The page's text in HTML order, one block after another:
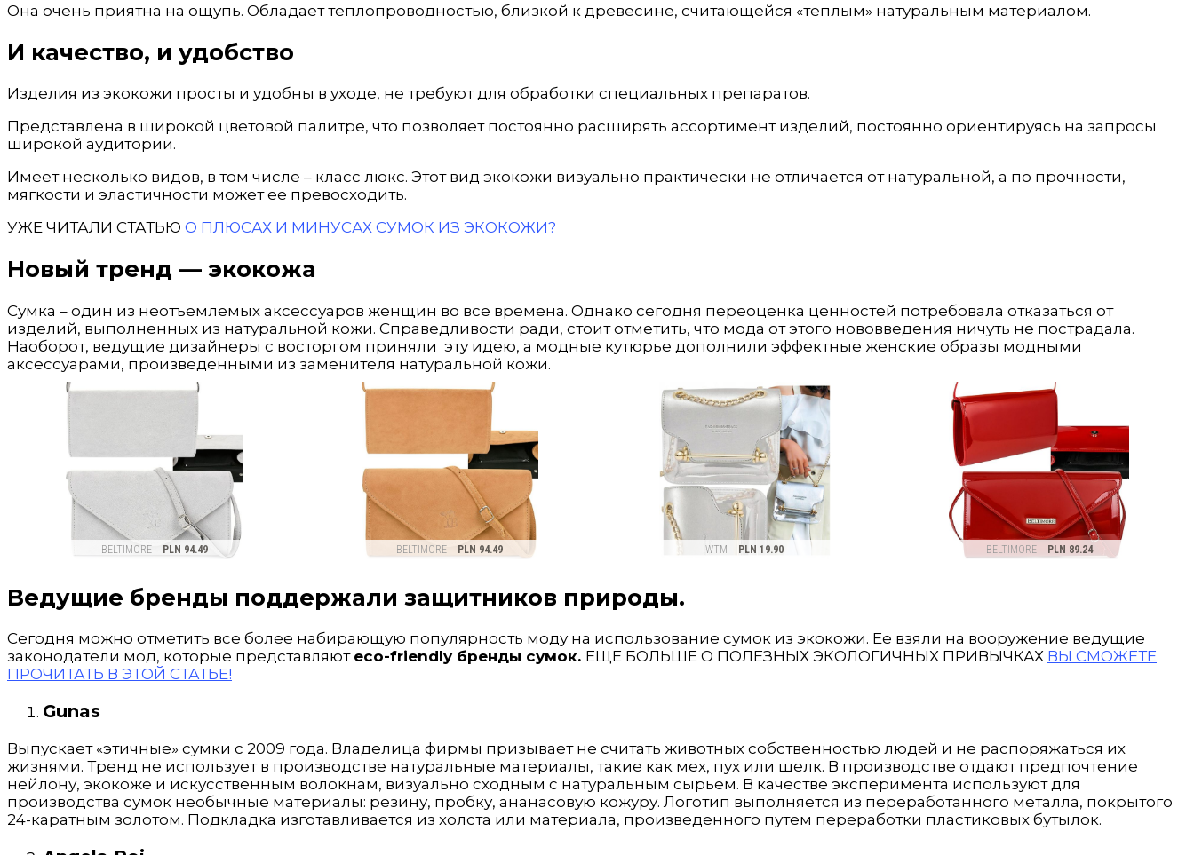
Она очень приятна на ощупь. Обладает теплопроводностью, близкой к древесине, считающейся «теплым» натуральным материалом.
И качество, и удобство
Изделия из экокожи просты и удобны в уходе, не требуют для обработки специальных препаратов.
Представлена в широкой цветовой палитре, что позволяет постоянно расширять ассортимент изделий, постоянно ориентируясь на запросы
широкой аудитории.
Имеет несколько видов, в том числе – класс люкс. Этот вид экокожи визуально практически не отличается от натуральной, а по прочности,
мягкости и эластичности может ее превосходить.
УЖЕ ЧИТАЛИ СТАТЬЮ О ПЛЮСАХ И МИНУСАХ СУМОК ИЗ ЭКОКОЖИ?
Новый тренд — экокожа
Сумка – один из неотъемлемых аксессуаров женщин во все времена. Однако сегодня переоценка ценностей потребовала отказаться от
изделий, выполненных из натуральной кожи. Справедливости ради, стоит отметить, что мода от этого нововведения ничуть не пострадала.
Наоборот, ведущие дизайнеры с восторгом приняли эту идею, а модные кутюрье дополнили эффектные женские образы модными
аксессуарами, произведенными из заменителя натуральной кожи.
Ведущие бренды поддержали защитников природы.
Сегодня можно отметить все более набирающую популярность моду на использование сумок из экокожи. Ее взяли на вооружение ведущие
законодатели мод, которые представляют eco-friendly бренды сумок. ЕЩЕ БОЛЬШЕ О ПОЛЕЗНЫХ ЭКОЛОГИЧНЫХ ПРИВЫЧКАХ ВЫ СМОЖЕТЕ
ПРОЧИТАТЬ В ЭТОЙ СТАТЬЕ!
Gunas
Выпускает «этичные» сумки с 2009 года. Владелица фирмы призывает не считать животных собственностью людей и не распоряжаться их
жизнями. Тренд не использует в производстве натуральные материалы, такие как мех, пух или шелк. В производстве отдают предпочтение
нейлону, экокоже и искусственным волокнам, визуально сходным с натуральным сырьем. В качестве эксперимента используют для
производства сумок необычные материалы: резину, пробку, ананасовую кожуру. Логотип выполняется из переработанного металла, покрытого
24-каратным золотом. Подкладка изготавливается из холста или материала, произведенного путем переработки пластиковых бутылок.